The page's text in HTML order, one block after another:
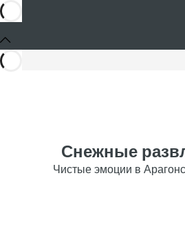
Снежные
Чистые эмоции в